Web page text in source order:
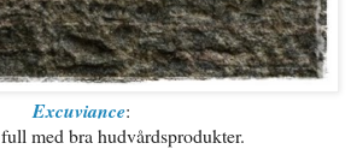
Excuviance:
med bra hudvårdsprodukter.